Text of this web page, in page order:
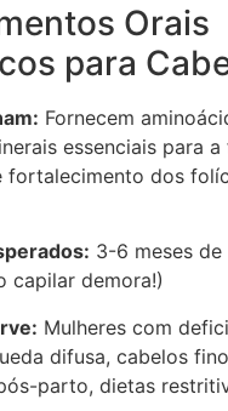
Orais
para
Fornecem
essenciais para
fortalecimento dos
3-6 meses de
capilar demora!)
Mulheres com
difusa, cabelos
parto, dietas